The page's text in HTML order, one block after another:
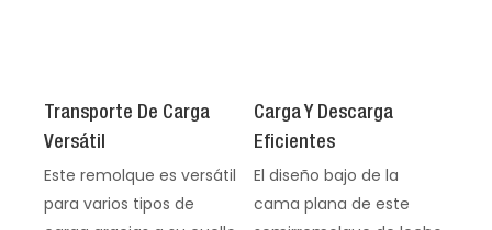
Transporte De Carga
Versátil
Este remolque es versátil
para varios tipos de
Carga Y Descarga
Eficientes
El diseño bajo de la
cama plana de este